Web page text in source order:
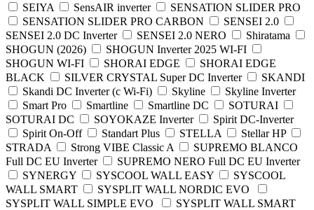
SEIYA
SensAIR inverter
SENSATION SLIDER PRO
SENSATION SLIDER PRO CARBON
SENSEI 2.0
SENSEI 2.0 DC Inverter
SENSEI 2.0 NERO
Shiratama
SHOGUN (2026)
SHOGUN Inverter 2025 WI-FI
SHOGUN WI-FI
SHORAI EDGE
SHORAI EDGE
BLACK
SILVER CRYSTAL Super DC Inverter
SKANDI
Skandi DC Inverter (c Wi-Fi)
Skyline
Skyline Inverter
Smart Pro
Smartline Smartline DC
SOTURAI
SOTURAI DC
SOYOKAZE Inverter
Spirit DC-Inverter
Spirit On-Off
Standart Plus STELLA
Stellar HP
STRADA
Strong VIBE Classic A
SUPREMO BLANCO
Full DC EU Inverter
SUPREMO NERO Full DC EU Inverter
SYNERGY
SYSCOOL WALL EASY
SYSCOOL
WALL SMART
SYSPLIT WALL NORDIC EVO
SYSPLIT WALL SIMPLE EVO
SYSPLIT WALL SMART